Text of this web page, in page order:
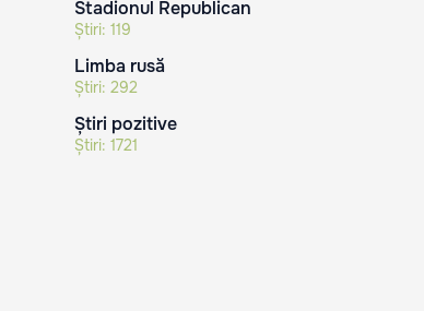
Stadionul Republican
Știri: 119
Limba rusă
Știri: 292
Știri pozitive
Știri: 1721